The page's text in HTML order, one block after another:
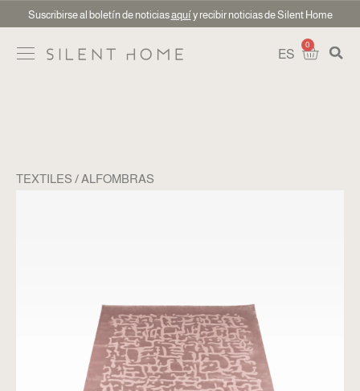
Suscribirse al boletín de noticiasaquíy recibir noticias de Silent Home
ES
0
TEXTILES ALFOMBRAS